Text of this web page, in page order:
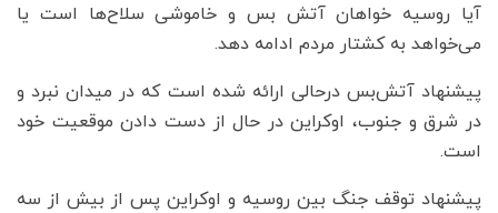
آیا روسیه خواهان آتش بس و خاموشی سلاح‌ها است یا
می‌خواهد به کشتار مردم ادامه دهد.
پیشنهاد آتش‌بس درحالی ارائه شده است که در میدان نبرد و
در شرق و جنوب، اوکراین در حال از دست دادن موقعیت خود
است.
پیشنهاد توقف جنگ بین روسیه و اوکراین پس از بیش از سه